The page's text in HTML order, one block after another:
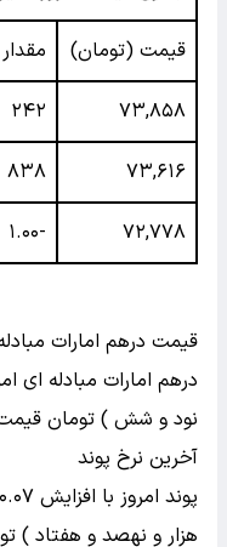
قیمت (تومان)
۷۳,۸۵۸ ۲۴۲
۷۳,۶۱۶ ۸۳۸
۷۲,۷۷۸ -۱.۰۰
قیمت درهم امارات
نود و شش ) تومان
آخرین نرخ پوند